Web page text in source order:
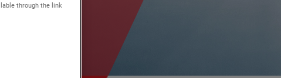
through the link